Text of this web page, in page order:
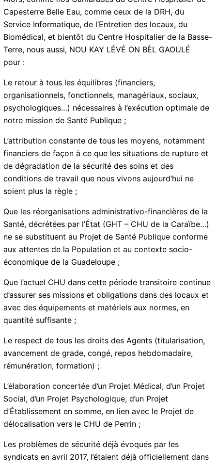
sécurisation de la prise en charge du CHU de Pointe-
à-Pitre/Abymes s’élève à 26 704 000 €uros »
ALORS QUE FAIRE ?? Nou ja palé, nou ja négosyé,
l’IGAS, l’ANAP, la DGOSH ja ankété, nou ka menm achté
avec notre argent nos petits matériels… YO PAKA
Alors, comme nos Camarades du Centre Hospitalier de
Capesterre Belle Eau, comme ceux de la DRH, du
Service Informatique, de l’Entretien des locaux, du
Basse-Terre, nous aussi, NOU KAY LÉVÉ ON BÈL
GAOULÉ pour :
Le retour à tous les équilibres (financiers,
organisationnels, fonctionnels, managériaux, sociaux,
de notre mission de Santé Publique ;
L’attribution constante de tous les moyens, notamment
financiers de façon à ce que les situations de rupture
et de dégradation de la sécurité des soins et des
soient plus la règle ;
Que les réorganisations administrativo-financières de
la Santé, décrétées par l’État (GHT – CHU de la
Publique conforme aux attentes de la Population et au
contexte socio-économique de la Guadeloupe ;
continue d’assurer ses missions et obligations dans
des locaux et avec des équipements et matériels aux
normes, en quantité suffisante ;
avancement de grade, congé, repos hebdomadaire,
rémunération, formation) ;